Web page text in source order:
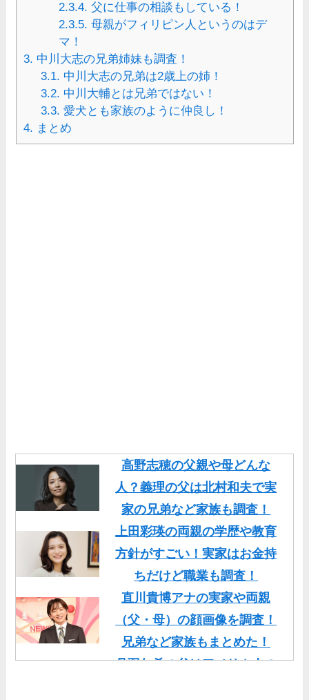
2.3.4. 父に仕事の相談もしている！
2.3.5. 母親がフィリピン人というのはデ
マ！
3. 中川大志の兄弟姉妹も調査！
3.1. 中川大志の兄弟は2歳上の姉！
3.2. 中川大輔とは兄弟ではない！
3.3. 愛犬とも家族のように仲良し！
4. まとめ
高野志穂の父親や母どんな
人？義理の父は北村和夫で実
家の兄弟など家族も調査！
上田彩瑛の両親の学歴や教育
方針がすごい！実家はお金持
ちだけど職業も調査！
直川貴博アナの実家や両親
（父・母）の顔画像を調査！
兄弟など家族もまとめた！
丹羽仁希の父はアメリカ人の